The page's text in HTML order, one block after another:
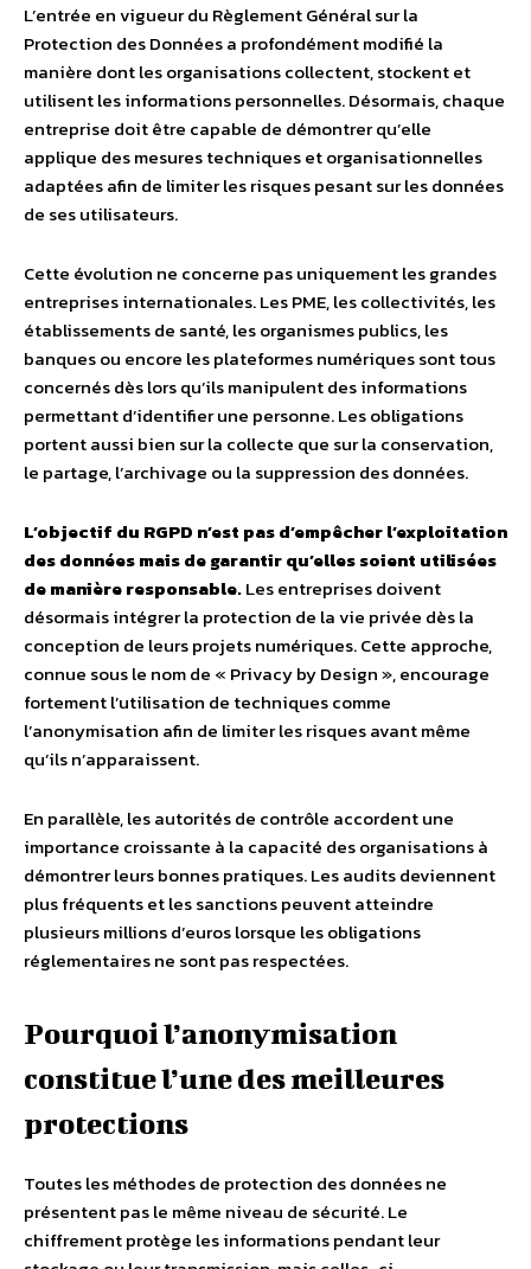
L’entrée en vigueur du Règlement Général sur la
Protection des Données a profondément modifié la
manière dont les organisations collectent, stockent et
utilisent les informations personnelles. Désormais, chaque
entreprise doit être capable de démontrer qu’elle
applique des mesures techniques et organisationnelles
adaptées afin de limiter les risques pesant sur les données
de ses utilisateurs.
Cette évolution ne concerne pas uniquement les grandes
entreprises internationales. Les PME, les collectivités, les
établissements de santé, les organismes publics, les
banques ou encore les plateformes numériques sont tous
concernés dès lors qu’ils manipulent des informations
permettant d’identifier une personne. Les obligations
portent aussi bien sur la collecte que sur la conservation,
le partage, l’archivage ou la suppression des données.
L’objectif du RGPD n’est pas d’empêcher l’exploitation
des données mais de garantir qu’elles soient utilisées
de manière responsable.Les entreprises doivent
désormais intégrer la protection de la vie privée dès la
conception de leurs projets numériques. Cette approche,
connue sous le nom de « Privacy by Design », encourage
fortement l’utilisation de techniques comme
l’anonymisation afin de limiter les risques avant même
qu’ils n’apparaissent.
En parallèle, les autorités de contrôle accordent une
importance croissante à la capacité des organisations à
démontrer leurs bonnes pratiques. Les audits deviennent
plus fréquents et les sanctions peuvent atteindre
plusieurs millions d’euros lorsque les obligations
réglementaires ne sont pas respectées.
Pourquoi l’anonymisation
constitue l’une des meilleures
protections
Toutes les méthodes de protection des données ne
présentent pas le même niveau de sécurité. Le
chiffrement protège les informations pendant leur